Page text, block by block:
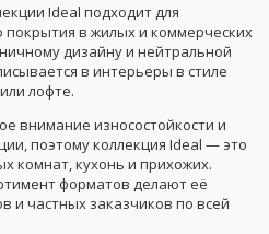
Ideal подходит для
покрытия в жилых и коммерческих
дизайну и нейтральной
в интерьеры в стиле
лофте.
внимание износостойкости и
поэтому коллекция Ideal — это
комнат, кухонь и прихожих.
форматов делают её
и частных заказчиков по всей